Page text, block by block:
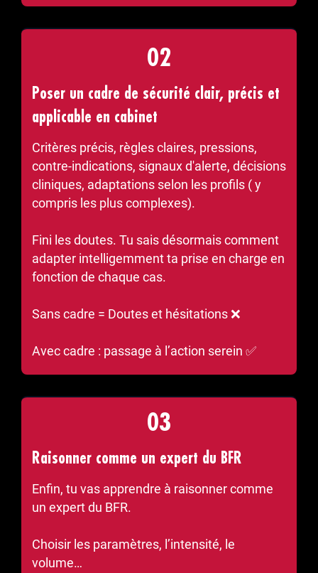
02
Poser un cadre de sécurité clair, précis et
applicable en cabinet
Critères précis, règles claires, pressions,
contre-indications, signaux d'alerte, décisions
cliniques, adaptations selon les profils ( y
compris les plus complexes).
Fini les doutes. Tu sais désormais comment
adapter intelligemment ta prise en charge en
fonction de chaque cas.
Sans cadre = Doutes et hésitations ❌
Avec cadre : passage à l’action serein ✅
03
Raisonner comme un expert du BFR
Enfin, tu vas apprendre à raisonner comme
un expert du BFR.
Choisir les paramètres, l’intensité, le
volume…